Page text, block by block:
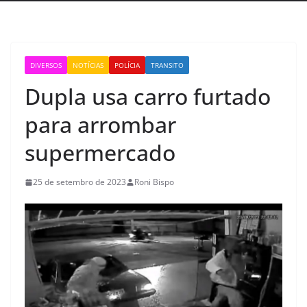
DIVERSOS NOTÍCIAS POLÍCIA TRANSITO
Dupla usa carro furtado
para arrombar
supermercado
25 de setembro de 2023 Roni Bispo